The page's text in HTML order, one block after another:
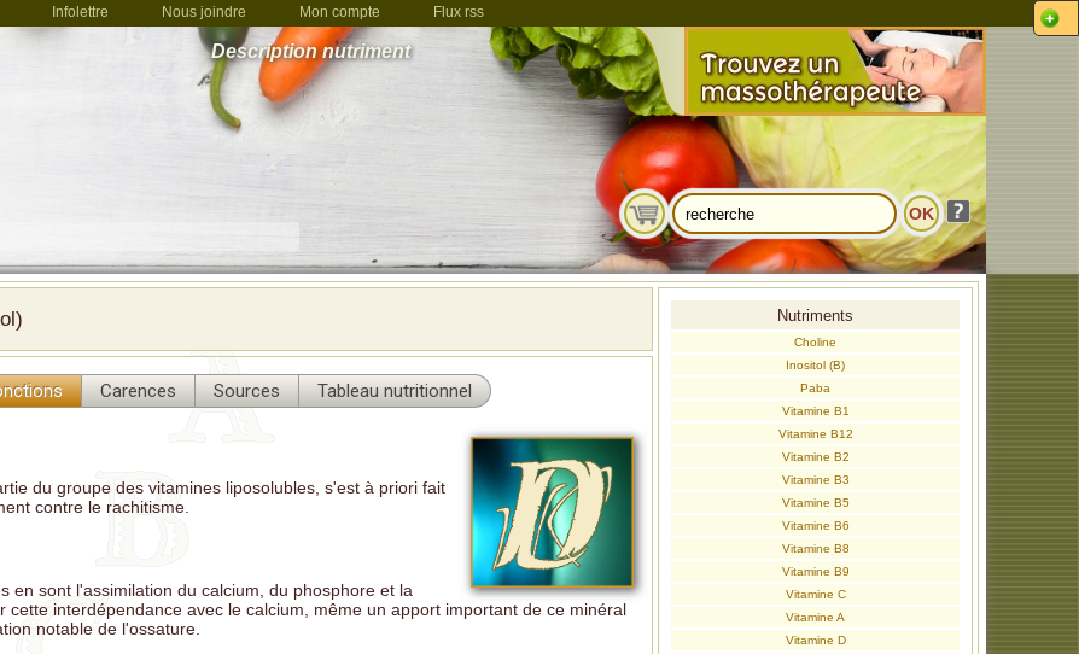
Infolettre Nous joindre Mon compte Flux rss
Description nutriment
Nutriments
Choline
Inositol (B)
Paba
Vitamine B1
Vitamine B12
Vitamine B2
Vitamine B3
Vitamine B5
Vitamine B6
Vitamine B8
Vitamine B9
Vitamine C
Vitamine A
Vitamine D
Carences Sources Tableau nutritionnel
du groupe des vitamines liposolubles, s'est à priori fait
contre le rachitisme.
en sont l'assimilation du calcium, du phosphore et la
cette interdépendance avec le calcium, même un apport important de ce minéral
notable de l'ossature.